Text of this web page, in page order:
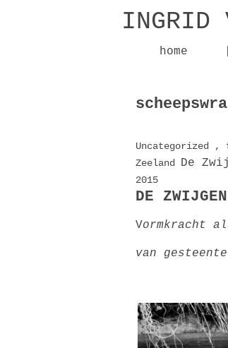
INGRID
home
Uncategorized ,
Zeeland
De
2015
DE
Vormkracht
van